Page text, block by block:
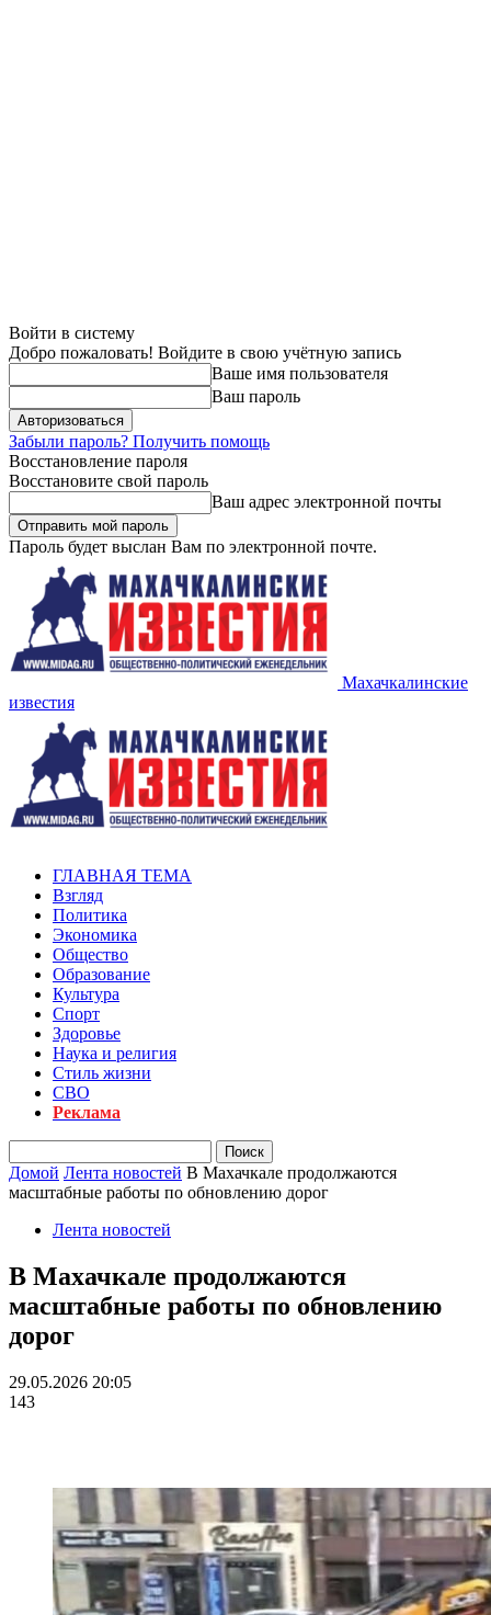
Войти в систему
Добро пожаловать! Войдите в свою учётную запись
Ваше имя пользователя
Ваш пароль
Забыли пароль? Получить помощь
Восстановление пароля
Восстановите свой пароль
Ваш адрес электронной почты
Пароль будет выслан Вам по электронной почте.
Махачкалинские
известия
ГЛАВНАЯ ТЕМА
Взгляд
Политика
Экономика
Общество
Образование
Культура
Спорт
Здоровье
Наука и религия
Стиль жизни
СВО
Реклама
Домой Лента новостей В Махачкале продолжаются
масштабные работы по обновлению дорог
Лента новостей
В Махачкале продолжаются
масштабные работы по обновлению
дорог
29.05.2026 20:05
143